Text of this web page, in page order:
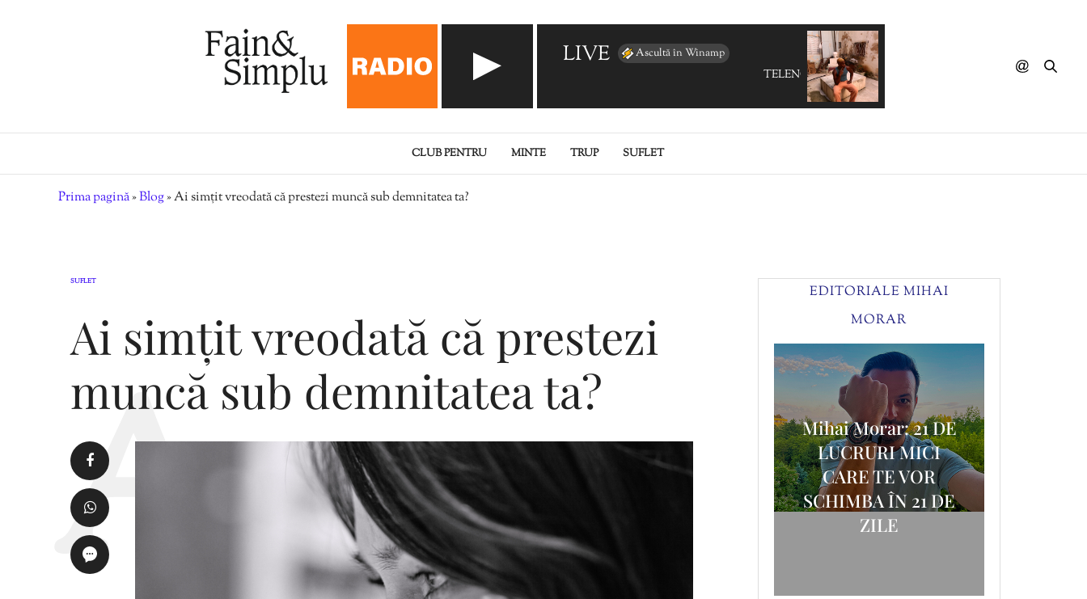
LIVE Ascultă în Winamp
TELENOVA - Power
CLUB PENTRU MINTE TRUP SUFLET
Prima pagină»Blog»Ai simțit vreodată că prestezi muncă sub demnitatea ta?
SUFLET
Ai simțit vreodată că prestezi
muncă sub demnitatea ta?
EDITORIALE MIHAI
MORAR
Editorial Mihai
Morar: CUM L-AM
Mihai Morar: 21 DE
LUCRURI MICI
CARE TE VOR
SCHIMBA ÎN 21 DE
ZILE